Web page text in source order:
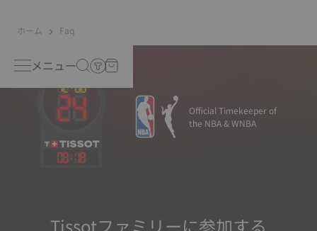
ホーム Faq
メニュー
08: 18
Official Timekeeper of
the NBA & WNBA
Tissotファミリーに参加する